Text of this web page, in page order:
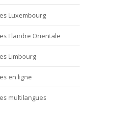
Luxembourg
Flandre Orientale
Limbourg
en ligne
multilangues